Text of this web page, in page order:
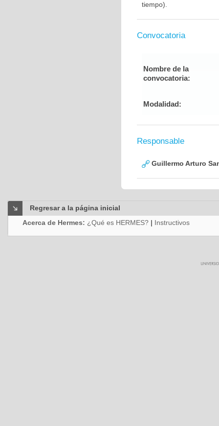
tiempo).
Convocatoria
Nombre de la
convocatoria:
Modalidad:
Responsable
Guillermo Arturo
Regresar a la página inicial
Acerca de Hermes: ¿Qué es HERMES? | Instructivos